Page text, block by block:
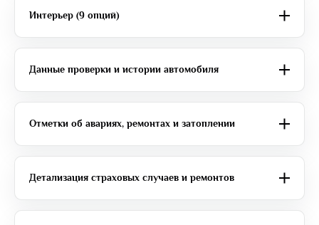
Интерьер (9 опций)
Данные проверки и истории автомобиля
Отметки об авариях, ремонтах и затоплении
Детализация страховых случаев и ремонтов